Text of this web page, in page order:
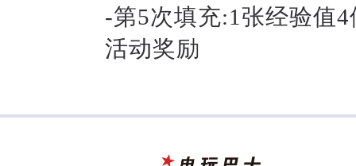
-第5次填充:1张经验值
活动奖励